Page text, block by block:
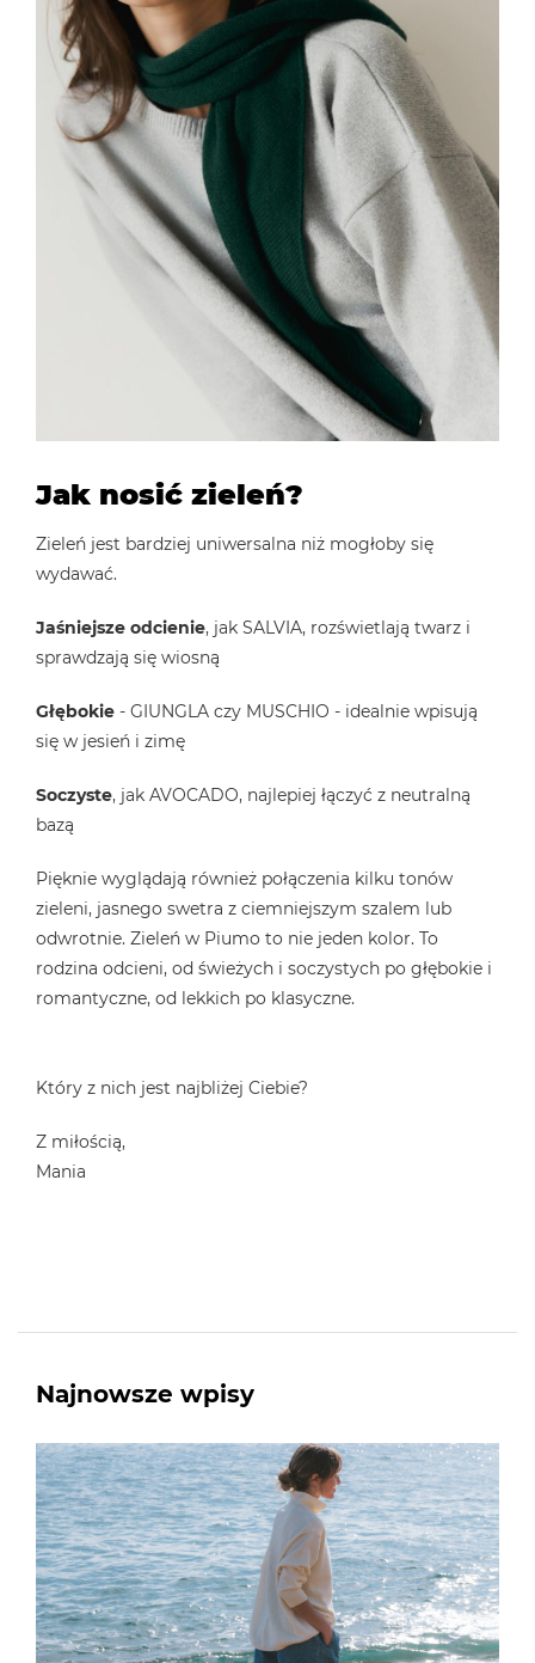
Jak nosić zieleń?
Zieleń jest bardziej uniwersalna niż mogłoby się
wydawać.
Jaśniejsze odcienie, jak SALVIA, rozświetlają twarz i
sprawdzają się wiosną
Głębokie - GIUNGLA czy MUSCHIO - idealnie wpisują
się w jesień i zimę
Soczyste, jak AVOCADO, najlepiej łączyć z neutralną
bazą
Pięknie wyglądają również połączenia kilku tonów
zieleni, jasnego swetra z ciemniejszym szalem lub
odwrotnie. Zieleń w Piumo to nie jeden kolor. To
rodzina odcieni, od świeżych i soczystych po głębokie i
romantyczne, od lekkich po klasyczne.
Który z nich jest najbliżej Ciebie?
Z miłością,
Mania
Najnowsze wpisy